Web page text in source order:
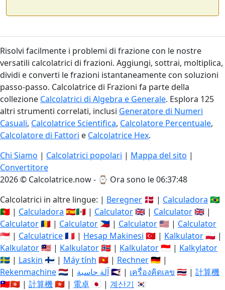
Risolvi facilmente i problemi di frazione con le nostre
versatili calcolatrici di frazioni. Aggiungi, sottrai, moltiplica,
dividi e converti le frazioni istantaneamente con soluzioni
passo-passo. Calcolatrice di Frazioni fa parte della
collezione Calcolatrici di Algebra e Generale. Esplora 125
altri strumenti correlati, inclusi Generatore di Numeri
Casuali, Calcolatrice Scientifica, Calcolatore Percentuale,
Calcolatore di Fattori e Calcolatrice Hex.
Chi Siamo | Calcolatrici popolari | Mappa del sito |
Convertitore
2026 © Calcolatrice.now - ⌚ Ora sono le 06:37:49
Calcolatrici in altre lingue: | Beregner 🇩🇰 | Calculadora 🇧🇷
🇵🇹 | Calculadora 🇪🇸🇲🇽 | Calculator🇬🇧 | Calculator🇬🇧 |
Calculator🇷🇴 | Calculator 🇵🇭 | Calculator🇺🇸 | Calculator
🇸🇬 | Calculatrice🇫🇷 | Hesap Makinesi 🇹🇷 | Kalkulator🇵🇱 |
Kalkulator🇲🇾 | Kalkulator🇳🇴 | Kalkulator🇮🇩 | Kalkylator
🇸🇪 | Laskin 🇫🇮 | Máy tính 🇻🇳 | Rechner🇩🇪 |
Rekenmachine🇳🇱 | آلة حاسبة🇸🇦 | เครื่องคิดเลข 🇹🇭 | 計算機
🇹🇼🇭🇰 | 計算機🇭🇰 | 電卓 🇯🇵 | 계산기 🇰🇷